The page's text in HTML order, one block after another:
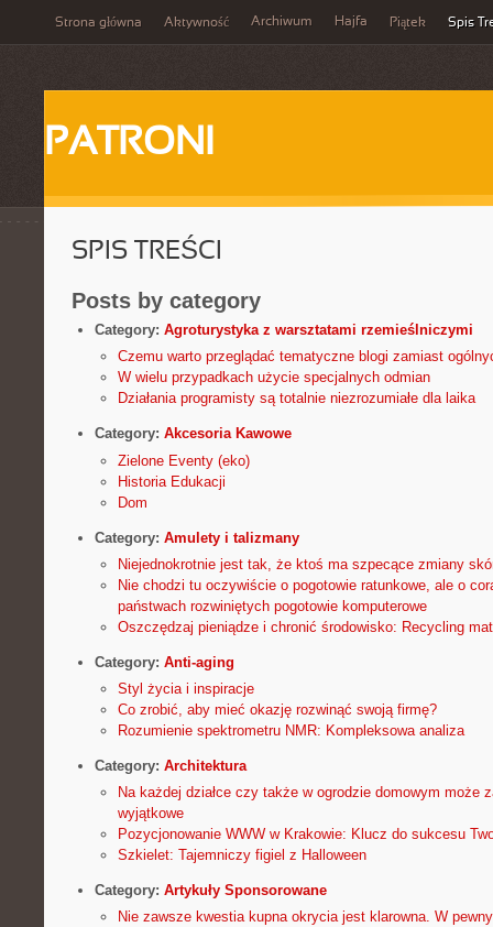
Strona główna Aktywność Archiwum Hajfa Piątek Spis
PATRONI
SPIS TREŚCI
Posts by category
Category: Agroturystyka z warsztatami rzemieślniczymi
Czemu warto przeglądać tematyczne blogi zamiast
W wielu przypadkach użycie specjalnych odmian
Działania programisty są totalnie niezrozumiałe dla laika
Category: Akcesoria Kawowe
Zielone Eventy (eko)
Historia Edukacji
Dom
Category: Amulety i talizmany
Niejednokrotnie jest tak, że ktoś ma szpecące zmiany
Nie chodzi tu oczywiście o pogotowie ratunkowe, ale o
państwach rozwiniętych pogotowie komputerowe
Oszczędzaj pieniądze i chronić środowisko: Recycling
Category: Anti-aging
Styl życia i inspiracje
Co zrobić, aby mieć okazję rozwinąć swoją firmę?
Rozumienie spektrometru NMR: Kompleksowa analiza
Category: Architektura
Na każdej działce czy także w ogrodzie domowym może
wyjątkowe
Pozycjonowanie WWW w Krakowie: Klucz do sukcesu
Szkielet: Tajemniczy figiel z Halloween
Category: Artykuły Sponsorowane
Nie zawsze kwestia kupna okrycia jest klarowna. W